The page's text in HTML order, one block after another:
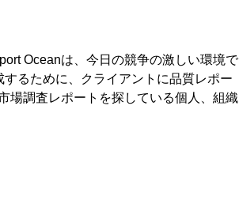
Oceanは、今日の競争の激しい環境で
るために、クライアントに品質レポー
場調査レポートを探している個人、組織